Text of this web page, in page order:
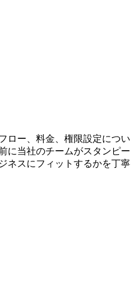
ロー、料金、権限設定につい
に当社のチームがスタンピー
ネスにフィットするかを丁寧